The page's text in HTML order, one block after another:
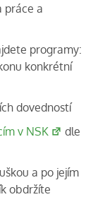
práce a
programy:
konkrétní
dovedností
v NSK
dle
a po jejím
obdržíte